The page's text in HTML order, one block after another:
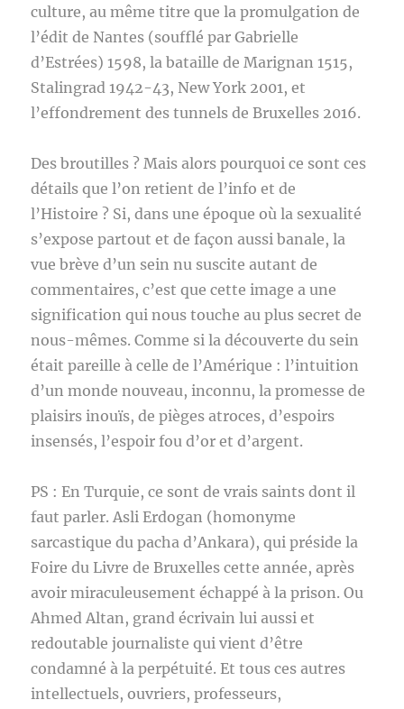
culture, au même titre que la promulgation de
l’édit de Nantes (soufflé par Gabrielle
d’Estrées) 1598, la bataille de Marignan 1515,
Stalingrad 1942-43, New York 2001, et
l’effondrement des tunnels de Bruxelles 2016.
Des broutilles ? Mais alors pourquoi ce sont ces
détails que l’on retient de l’info et de
l’Histoire ? Si, dans une époque où la sexualité
s’expose partout et de façon aussi banale, la
vue brève d’un sein nu suscite autant de
commentaires, c’est que cette image a une
signification qui nous touche au plus secret de
nous-mêmes. Comme si la découverte du sein
était pareille à celle de l’Amérique : l’intuition
d’un monde nouveau, inconnu, la promesse de
plaisirs inouïs, de pièges atroces, d’espoirs
insensés, l’espoir fou d’or et d’argent.
PS : En Turquie, ce sont de vrais saints dont il
faut parler. Asli Erdogan (homonyme
sarcastique du pacha d’Ankara), qui préside la
Foire du Livre de Bruxelles cette année, après
avoir miraculeusement échappé à la prison. Ou
Ahmed Altan, grand écrivain lui aussi et
redoutable journaliste qui vient d’être
condamné à la perpétuité. Et tous ces autres
intellectuels, ouvriers, professeurs,